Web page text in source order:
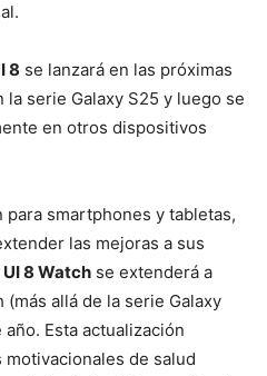
8 se lanzará en las próximas
la serie Galaxy S25 y luego se
en otros dispositivos
para smartphones y tabletas,
las mejoras a sus
UI 8 Watch se extenderá a
(más allá de la serie Galaxy
Esta actualización
de salud